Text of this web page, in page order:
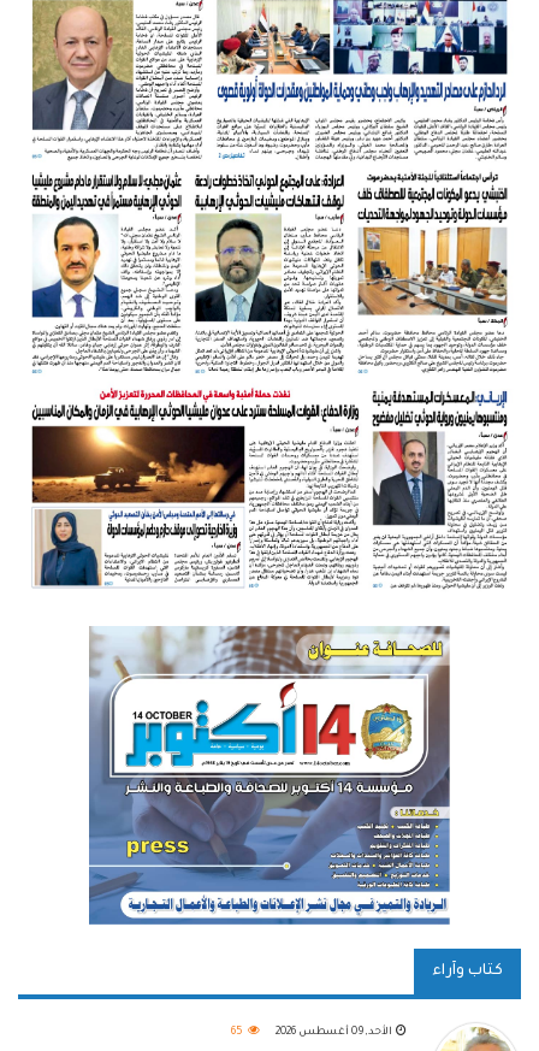
كتاب وآراء
الأحد, 09 أغسطس 2026 65